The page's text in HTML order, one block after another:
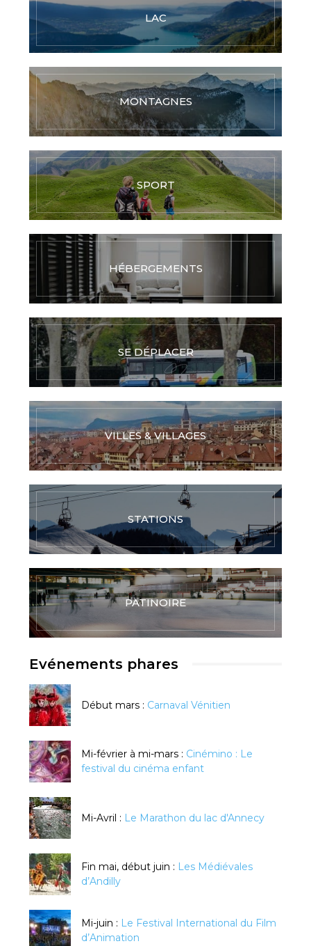
LAC
MONTAGNES
SPORT
HÉBERGEMENTS
SE DÉPLACER
VILLES & VILLAGES
STATIONS
PATINOIRE
Evénements phares
Début mars : Carnaval Vénitien
Mi-février à mi-mars : Cinémino : Le
festival du cinéma enfant
Mi-Avril : Le Marathon du lac d'Annecy
Fin mai, début juin : Les Médiévales
d’Andilly
Mi-juin : Le Festival International du Film
d’Animation